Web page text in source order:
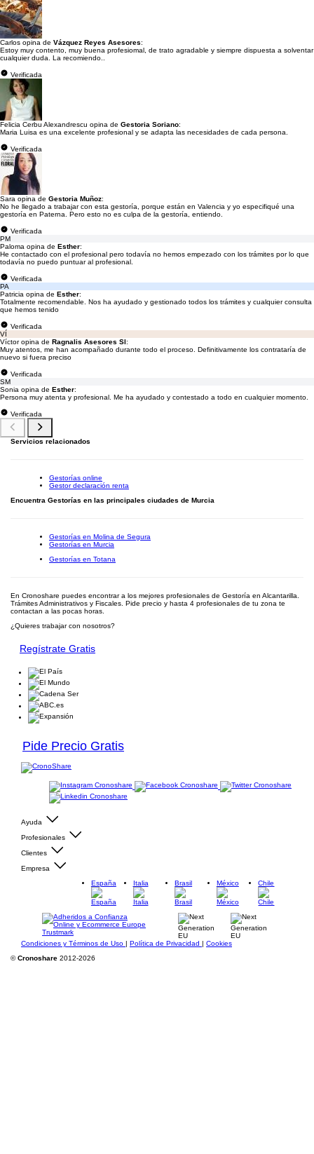
Carlos opina de Vázquez Reyes Asesores:
Estoy muy contento, muy buena profesiomal, de trato agradable y siempre dispuesta a solventar
cualquier duda. La recomiendo..
Verificada
Felicia Cerbu Alexandrescu opina de Gestoria Soriano:
Maria Luisa es una excelente profesional y se adapta las necesidades de cada persona.
Verificada
Sara opina de Gestoria Muñoz:
No he llegado a trabajar con esta gestoría, porque están en Valencia y yo especifiqué una
gestoría en Paterna. Pero esto no es culpa de la gestoría, entiendo.
Verificada
PM
Paloma opina de Esther:
He contactado con el profesional pero todavía no hemos empezado con los trámites por lo que
todavía no puedo puntuar al profesional.
Verificada
PA
Patricia opina de Esther:
Totalmente recomendable. Nos ha ayudado y gestionado todos los trámites y cualquier consulta
que hemos tenido
Verificada
VÍ
Víctor opina de Ragnalis Asesores Sl:
Muy atentos, me han acompañado durante todo el proceso. Definitivamente los contrataría de
nuevo si fuera preciso
Verificada
SM
Sonia opina de Esther:
Persona muy atenta y profesional. Me ha ayudado y contestado a todo en cualquier momento.
Verificada
Servicios relacionados
Gestorías online
Gestor declaración renta
Encuentra Gestorías en las principales ciudades de Murcia
Gestorías en Molina de Segura
Gestorías en Murcia
Gestorías en Totana
En Cronoshare puedes encontrar a los mejores profesionales de Gestoría en Alcantarilla.
Trámites Administrativos y Fiscales. Pide precio y hasta 4 profesionales de tu zona te
contactan a las pocas horas.
¿Quieres trabajar con nosotros?
Regístrate Gratis
Pide Precio Gratis
Ayuda
Profesionales
Clientes
Empresa
España
Italia Brasil México Chile
Condiciones y Términos de Uso | Política de Privacidad | Cookies
©Cronoshare 2012-2026